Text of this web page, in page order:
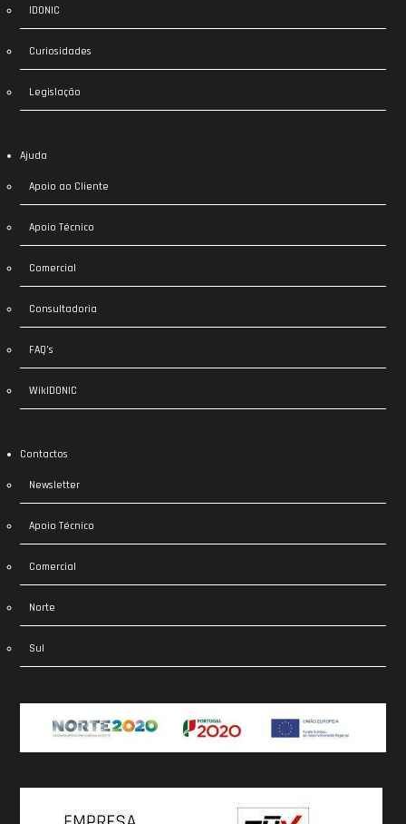
IDONIC
Curiosidades
Legislação
Ajuda
Apoio ao Cliente
Apoio Técnico
Comercial
Consultadoria
FAQ’s
WikIDONIC
Contactos
Newsletter
Apoio Técnico
Comercial
Norte
Sul